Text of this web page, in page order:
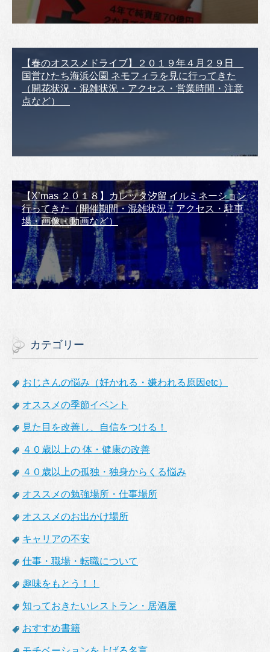
【春のオススメドライブ】２０１９年４月２９日
国営ひたち海浜公園 ネモフィラを見に行ってきた
（開花状況・混雑状況・アクセス・営業時間・注意
点など）
【X’mas ２０１８】カレッタ汐留 イルミネーション
行ってきた（開催期間・混雑状況・アクセス・駐車
場・画像・動画など）
カテゴリー
おじさんの悩み（好かれる・嫌われる原因etc）
オススメの季節イベント
見た目を改善し、自信をつける！
４０歳以上の 体・健康の改善
４０歳以上の孤独・独身からくる悩み
オススメの勉強場所・仕事場所
オススメのお出かけ場所
キャリアの不安
仕事・職場・転職について
趣味をもとう！！
知っておきたいレストラン・居酒屋
おすすめ書籍